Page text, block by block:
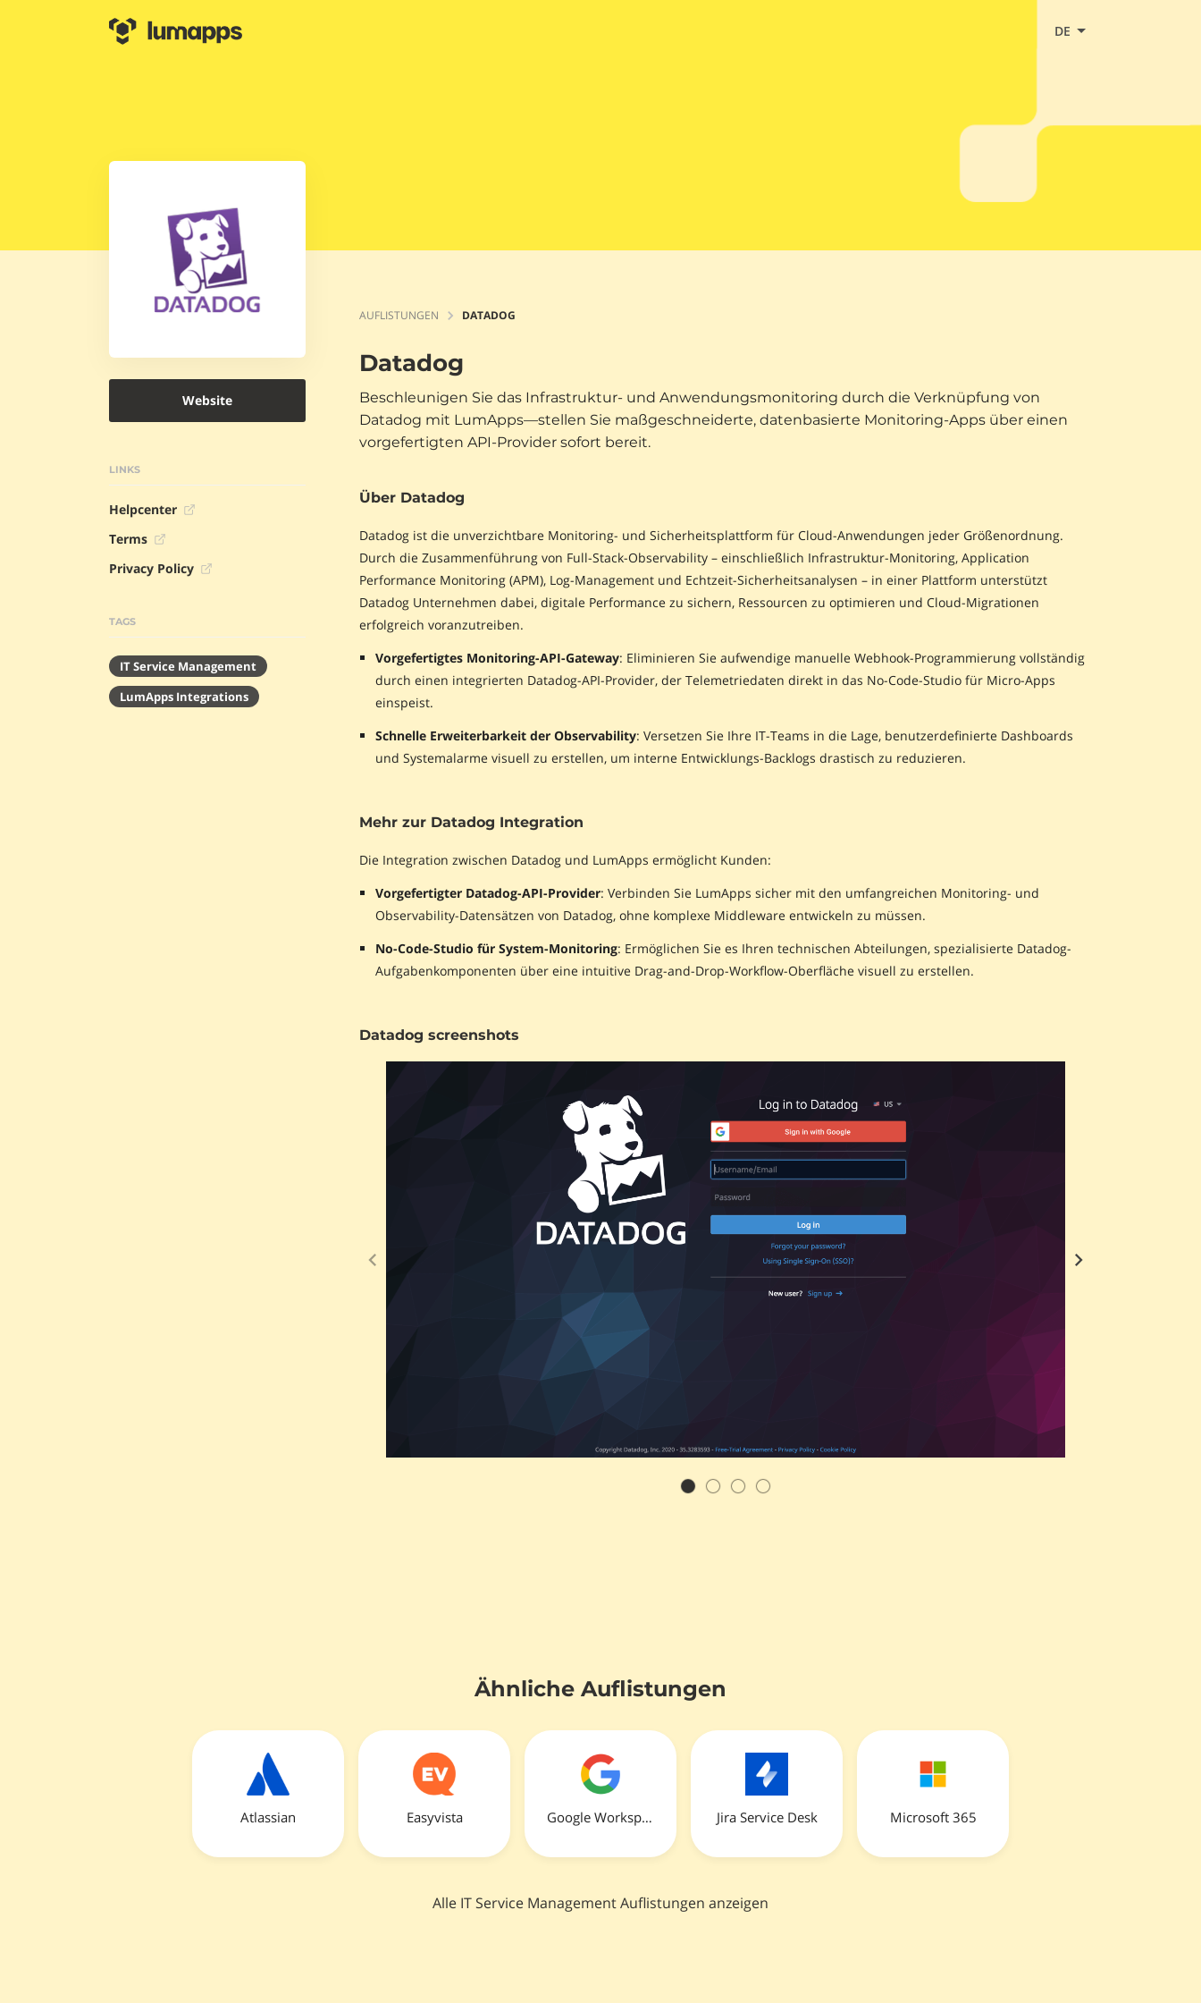
DE
Website
LINKS
Helpcenter
Terms
Privacy Policy
TAGS
IT Service Management
LumApps Integrations
AUFLISTUNGEN DATADOG
Datadog
Beschleunigen Sie das Infrastruktur- und Anwendungsmonitoring durch die Verknüpfung von
Datadog mit LumApps—stellen Sie maßgeschneiderte, datenbasierte Monitoring-Apps über einen
vorgefertigten API-Provider sofort bereit.
Über Datadog
Datadog ist die unverzichtbare Monitoring- und Sicherheitsplattform für Cloud-Anwendungen jeder Größenordnung.
Durch die Zusammenführung von Full-Stack-Observability – einschließlich Infrastruktur-Monitoring, Application
Performance Monitoring (APM), Log-Management und Echtzeit-Sicherheitsanalysen – in einer Plattform unterstützt
Datadog Unternehmen dabei, digitale Performance zu sichern, Ressourcen zu optimieren und Cloud-Migrationen
erfolgreich voranzutreiben.
Vorgefertigtes Monitoring-API-Gateway: Eliminieren Sie aufwendige manuelle Webhook-Programmierung vollständig
durch einen integrierten Datadog-API-Provider, der Telemetriedaten direkt in das No-Code-Studio für Micro-Apps
einspeist.
Schnelle Erweiterbarkeit der Observability: Versetzen Sie Ihre IT-Teams in die Lage, benutzerdefinierte Dashboards
und Systemalarme visuell zu erstellen, um interne Entwicklungs-Backlogs drastisch zu reduzieren.
Mehr zur Datadog Integration
Die Integration zwischen Datadog und LumApps ermöglicht Kunden:
Vorgefertigter Datadog-API-Provider: Verbinden Sie LumApps sicher mit den umfangreichen Monitoring- und
Observability-Datensätzen von Datadog, ohne komplexe Middleware entwickeln zu müssen.
No-Code-Studio für System-Monitoring: Ermöglichen Sie es Ihren technischen Abteilungen, spezialisierte Datadog-
Aufgabenkomponenten über eine intuitive Drag-and-Drop-Workflow-Oberfläche visuell zu erstellen.
Datadog screenshots
Ähnliche Auflistungen
Atlassian Easyvista Google Workspace Jira Service Desk Microsoft 365
Alle IT Service Management Auflistungen anzeigen